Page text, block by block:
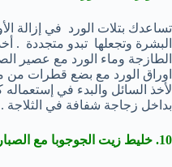
تساعدك بتلات الورد في إزالة
البشرة وتجعلها تبدو متجددة .
الطازجة وماء الورد مع عصير
اوراق الورد مع بضع قطرات من
لأخذ السائل والبدء في إستعماله
بداخل زجاجة شفافة في الثلاجة .
10. خليط زيت الجوجوبا مع الصبار :